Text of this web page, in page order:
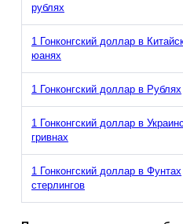
рублях
1 Гонконгский доллар в
юанях
1 Гонконгский доллар в Рублях
1 Гонконгский доллар в
гривнах
1 Гонконгский доллар в Фунтах
стерлингов